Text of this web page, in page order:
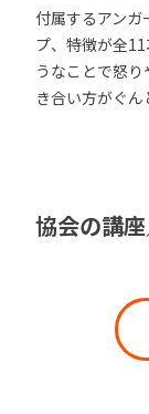
付属するアン
プ、特徴が全
うなことで怒
き合い方がぐん
協会の講